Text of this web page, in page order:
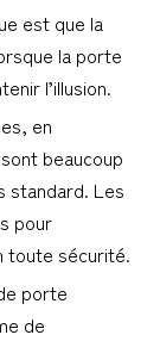
est que la
la porte
l’illusion.
en
beaucoup
standard. Les
pour
toute sécurité.
porte
de